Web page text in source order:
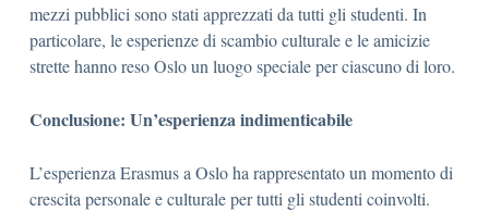
mezzi pubblici sono stati apprezzati da tutti gli studenti. In
particolare, le esperienze di scambio culturale e le amicizie
strette hanno reso Oslo un luogo speciale per ciascuno di loro.
Conclusione: Un’esperienza indimenticabile
L’esperienza Erasmus a Oslo ha rappresentato un momento di
crescita personale e culturale per tutti gli studenti coinvolti.